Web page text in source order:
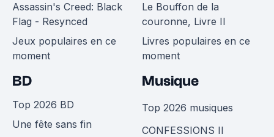
Assassin's Creed: Black
Flag - Resynced
Jeux populaires en ce
moment
Le Bouffon de la
couronne, Livre II
Livres populaires en ce
moment
BD
Top 2026 BD
Une fête sans fin
Musique
Top 2026 musiques
CONFESSIONS II